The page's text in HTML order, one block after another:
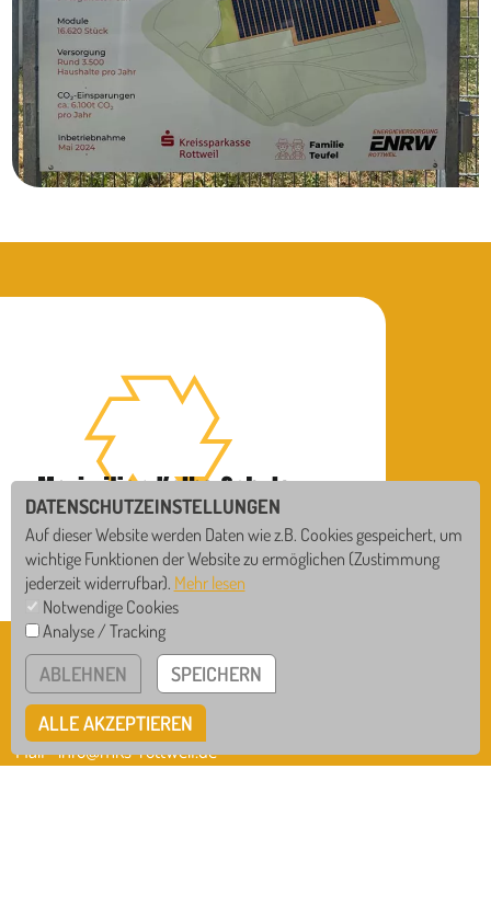
MAXIMILIAN-KOLBE-SCHULE
Bollershofstr.14 • 78628 Rottweil
Tel 0741 / 942-555-0
Mailinfo@mks-rottweil.de
DATENSCHUTZEINSTELLUNGEN
Auf dieser Website werden Daten wie z.B. Cookies gespeichert, um
wichtige Funktionen der Website zu ermöglichen (Zustimmung
jederzeit widerrufbar). Mehr lesen
Notwendige Cookies
Analyse / Tracking
ABLEHNEN SPEICHERN
ALLE AKZEPTIEREN